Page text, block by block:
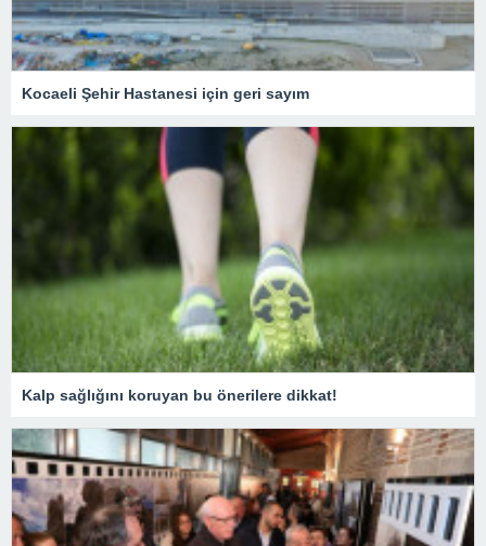
Kocaeli Şehir Hastanesi için geri sayım
Kalp sağlığını koruyan bu önerilere dikkat!